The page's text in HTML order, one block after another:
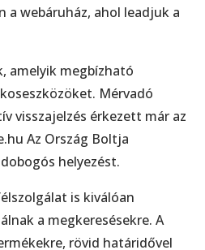
a webáruház, ahol leadjuk a
amelyik megbízható
Mérvadó
visszajelzés érkezett már az
Az Ország Boltja
helyezést.
is kiválóan
a megkeresésekre. A
rövid határidővel